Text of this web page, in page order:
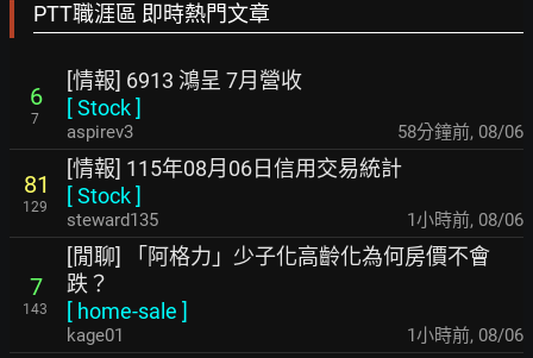
PTT職涯區 即時熱門文章
6
7
[情報] 6913 鴻呈 7月營收
[Stock]
aspirev3 58分鐘前, 08/06
81
129
[情報] 115年08月06日信用交易統計
[Stock]
steward135 1小時前, 08/06
7
143
[閒聊] 「阿格力」少子化高齡化為何房價不會
跌？
[ home-sale ]
kage01 1小時前, 08/06